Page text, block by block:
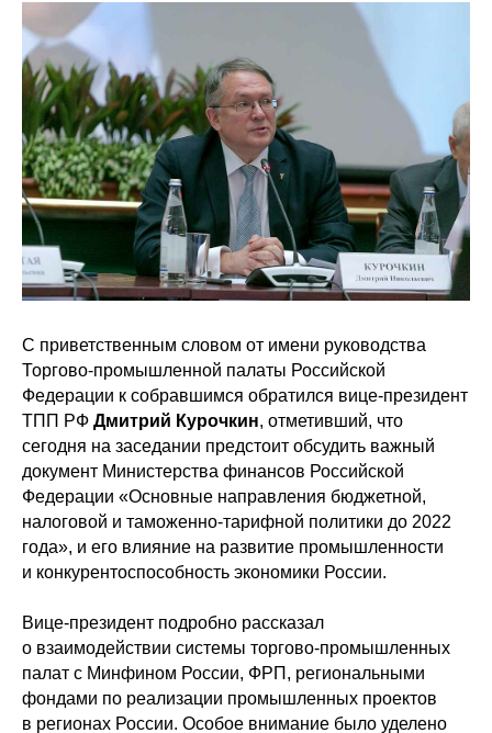
С приветственным словом от имени руководства
Торгово-промышленной палаты Российской
Федерации к собравшимся обратился вице-президент
ТПП РФ Дмитрий Курочкин, отметивший, что
сегодня на заседании предстоит обсудить важный
документ Министерства финансов Российской
Федерации «Основные направления бюджетной,
налоговой и таможенно-тарифной политики до 2022
года», и его влияние на развитие промышленности
и конкурентоспособность экономики России.
Вице-президент подробно рассказал
о взаимодействии системы торгово-промышленных
палат с Минфином России, ФРП, региональными
фондами по реализации промышленных проектов
в регионах России. Особое внимание было уделено